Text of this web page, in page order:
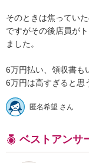
そのときは焦ってい
ですがその後店員が
ました。
6万円払い、領収書も
6万円は高すぎると思
匿名希望 さん
ベストアンサ